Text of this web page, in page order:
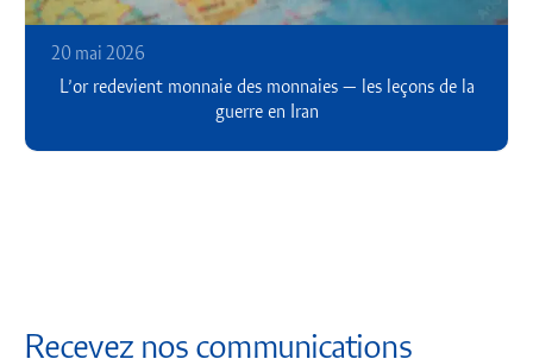
20 mai 2026
L’or redevient monnaie des monnaies — les leçons de la
guerre en Iran
Recevez nos communications